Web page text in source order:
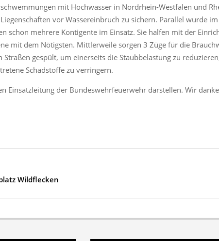
mit Hochwasser in Nordrhein-Westfalen und
vor Wassereinbruch zu sichern. Parallel wurde
schon mehrere Kontigente im Einsatz. Sie halfen mit der
mit dem Nötigsten. Mittlerweile sorgen 3 Züge für die
gespült, um einerseits die Staubbelastung zu
Schadstoffe zu verringern.
Einsatzleitung der Bundeswehrfeuerwehr darstellen. Wir
Wildflecken